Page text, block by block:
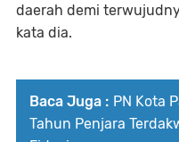
daerah demi
kata dia.
Baca Juga : PN Kota
Tahun Penjara